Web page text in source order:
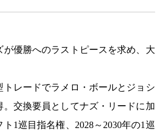
が優勝へのラストピースを求め、大
トレードでラメロ・ボールとジョシ
。交換要員としてナズ・リードに加
ト1巡目指名権、2028～2030年の1巡